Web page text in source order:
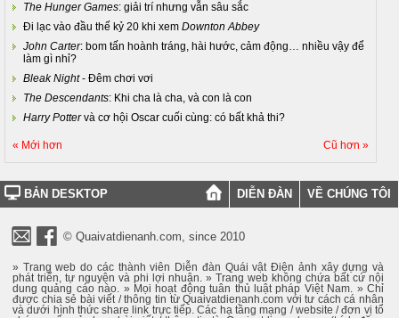
The Hunger Games: giải trí nhưng vẫn sâu sắc
Đi lạc vào đầu thế kỷ 20 khi xem Downton Abbey
John Carter: bom tấn hoành tráng, hài hước, cảm động… nhiều vậy để
làm gì nhỉ?
Bleak Night- Đêm chơi vơi
The Descendants: Khi cha là cha, và con là con
Harry Pottervà cơ hội Oscar cuối cùng: có bất khả thi?
« Mới hơn Cũ hơn »
BẢN DESKTOP DIỄN ĐÀN VỀ CHÚNG TÔI
© Quaivatdienanh.com, since 2010
» Trang web do các thành viên Diễn đàn Quái vật Điện ảnh xây dựng và
phát triển, tự nguyện và phi lợi nhuận. » Trang web không chứa bất cứ nội
dung quảng cáo nào. » Mọi hoạt động tuân thủ luật pháp Việt Nam. » Chỉ
được chia sẻ bài viết / thông tin từ Quaivatdienanh.com với tư cách cá nhân
và dưới hình thức share link trực tiếp. Các hạ tầng mạng / website / đơn vị tổ